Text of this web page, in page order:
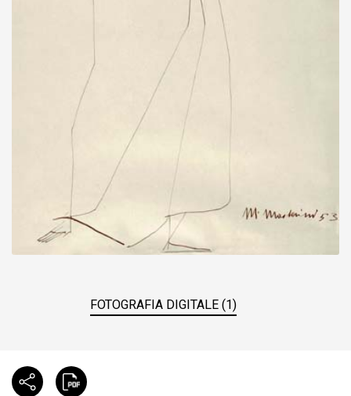
FOTOGRAFIA DIGITALE (1)